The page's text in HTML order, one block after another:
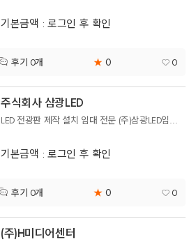
기본금액 : 로그인 후 확인
후기 0개 ★ 0 0
주식회사 삼광LED
LED 전광판 제작 설치 임대 전문 (주)삼광LED입니다.
기본금액 : 로그인 후 확인
후기 0개 ★ 0 0
(주)H미디어센터